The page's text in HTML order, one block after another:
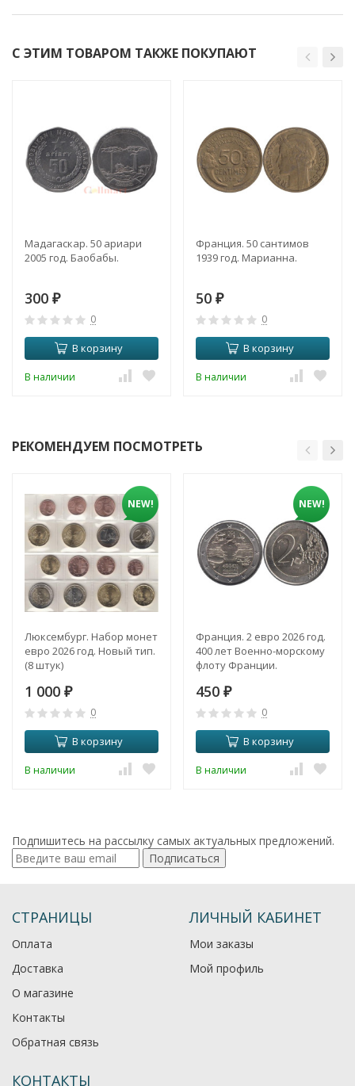
С ЭТИМ ТОВАРОМ ТАКЖЕ ПОКУПАЮТ
Мадагаскар. 50 ариари
2005 год. Баобабы.
300 ₽
0
В корзину
В наличии
Франция. 50 сантимов
1939 год. Марианна.
50 ₽
0
В корзину
В наличии
РЕКОМЕНДУЕМ ПОСМОТРЕТЬ
NEW!
Люксембург. Набор монет
евро 2026 год. Новый тип.
(8 штук)
1 000 ₽
0
В корзину
В наличии
NEW!
Франция. 2 евро 2026 год.
400 лет Военно-морскому
флоту Франции.
450 ₽
0
В корзину
В наличии
Подпишитесь на рассылку самых актуальных предложений.
Подписаться
СТРАНИЦЫ
Оплата
Доставка
О магазине
Контакты
Обратная связь
ЛИЧНЫЙ КАБИНЕТ
Мои заказы
Мой профиль
КОНТАКТЫ